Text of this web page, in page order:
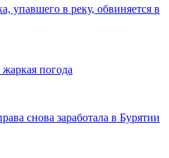
упавшего в реку, обвиняется в
погода
снова заработала в Бурятии